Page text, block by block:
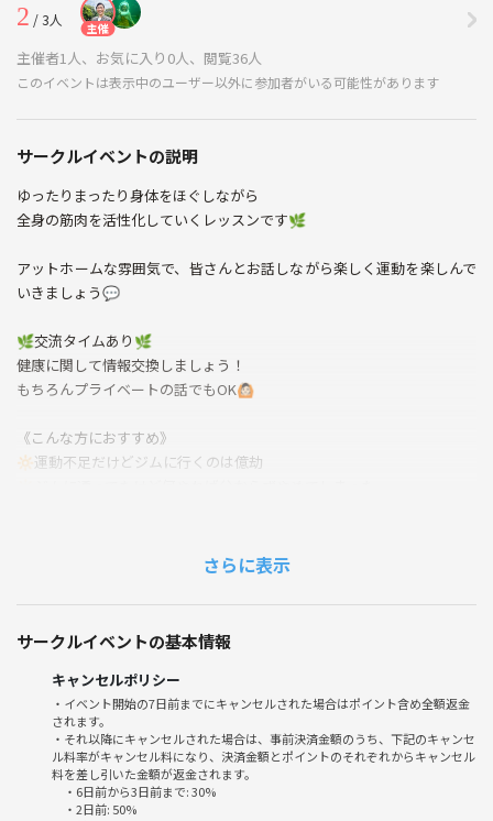
2 / 3人 主催
主催者1人、お気に入り0人、閲覧36人
このイベントは表示中のユーザー以外に参加者がいる可能性があります
サークルイベントの説明
ゆったりまったり身体をほぐしながら
全身の筋肉を活性化していくレッスンです🌿
アットホームな雰囲気で、皆さんとお話しながら楽しく運動を楽しんで
いきましょう💬
🌿交流タイムあり🌿
健康に関して情報交換しましょう！
もちろんプライベートの話でもOK🙆🏻
《こんな方におすすめ》
🔆運動不足だけどジムに行くのは億劫
🔆楽しく運動する仲間が欲しい
参加されている方の運動レベルに合わせてその場でエクササイズメニュ
ーを作成するので、きつくてついていけないということは一切ありませ
ん！！
参加されている方の目的に合わせて1人1人に合った方法を
その場でお伝えいたします😊
少人数のクループで実施するため、
フォームの修正などを細かくできるため
さらに表示
サークルイベントの基本情報
キャンセルポリシー
・イベント開始の7日前までにキャンセルされた場合はポイント含め全額返金
されます。
・それ以降にキャンセルされた場合は、事前決済金額のうち、下記のキャンセ
ル料率がキャンセル料になり、決済金額とポイントのそれぞれからキャンセル
料を差し引いた金額が返金されます。
・6日前から3日前まで: 30%
・2日前: 50%